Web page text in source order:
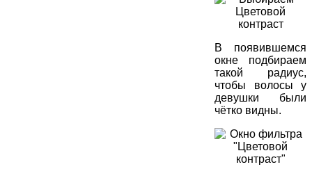
В появившемся
окне подбираем
такой радиус,
чтобы волосы у
девушки были
чётко видны.